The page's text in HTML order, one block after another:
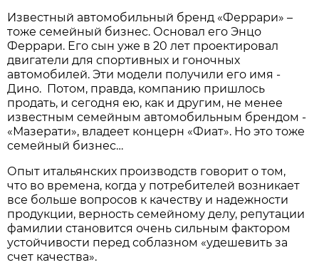
Известный автомобильный бренд «Феррари» –
тоже семейный бизнес. Основал его Энцо
Феррари. Его сын уже в 20 лет проектировал
двигатели для спортивных и гоночных
автомобилей. Эти модели получили его имя -
Дино. Потом, правда, компанию пришлось
продать, и сегодня ею, как и другим, не менее
известным семейным автомобильным брендом -
«Мазерати», владеет концерн «Фиат». Но это тоже
семейный бизнес…
Опыт итальянских производств говорит о том,
что во времена, когда у потребителей возникает
все больше вопросов к качеству и надежности
продукции, верность семейному делу, репутации
фамилии становится очень сильным фактором
устойчивости перед соблазном «удешевить за
счет качества».